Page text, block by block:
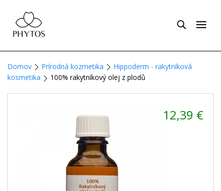
Domov Prírodná kozmetika
Hippoderm - rakytníková
kosmetika
100% rakytníkový olej z plodů
12,39 €